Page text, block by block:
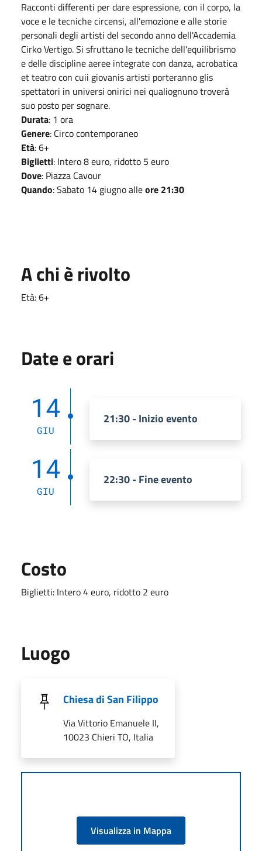
Racconti differenti per dare espressione, con il corpo, la
voce e le tecniche circensi, all'emozione e alle storie
personali degli artisti del secondo anno dell'Accademia
Cirko Vertigo. Si sfruttano le tecniche dell'equilibrismo
e delle discipline aeree integrate con danza, acrobatica
et teatro con cuii giovanis artisti porteranno glis
spettatori in universi onirici nei qualiognuno troverà
suo posto per sognare.
Durata: 1 ora
Genere: Circo contemporaneo
Età: 6+
Biglietti: Intero 8 euro, ridotto 5 euro
Dove: Piazza Cavour
Quando: Sabato 14 giugno alleore 21:30
A chi è rivolto
Età: 6+
Date e orari
14
GIU
21:30 - Inizio evento
14
GIU
22:30 - Fine evento
Costo
Biglietti: Intero 4 euro, ridotto 2 euro
Luogo
Chiesa di San Filippo
Via Vittorio Emanuele II,
10023 Chieri TO, Italia
Visualizza in Mappa